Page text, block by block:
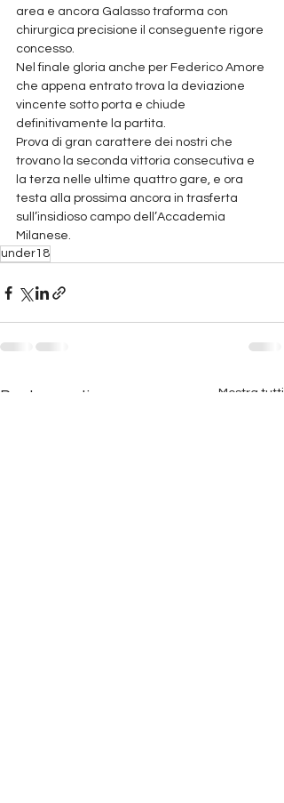
area e ancora Galasso traforma con
chirurgica precisione il conseguente rigore
concesso.
Nel finale gloria anche per Federico Amore
che appena entrato trova la deviazione
vincente sotto porta e chiude
definitivamente la partita.
Prova di gran carattere dei nostri che
trovano la seconda vittoria consecutiva e
la terza nelle ultime quattro gare, e ora
testa alla prossima ancora in trasferta
sull’insidioso campo dell’Accademia
Milanese.
under18
Post recenti Mostra tutti